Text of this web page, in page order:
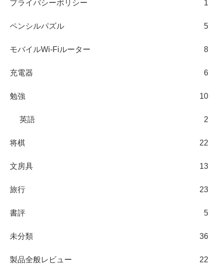
プライバシーポリシー 1
ペンシルパズル 5
モバイルWi-Fiルーター 8
充電器 6
勉強 10
英語 2
将棋 22
文房具 13
旅行 23
書評 5
未分類 36
製品全般レビュー 22